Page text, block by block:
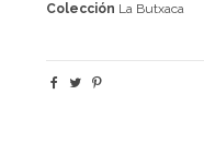
Colección La Butxaca